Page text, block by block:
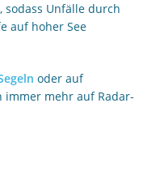
Unfälle durch
auf hoher See
oder auf
mehr auf Radar-